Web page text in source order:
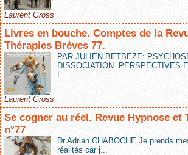
Laurent Gross
Livres en bouche. Comptes de la
Thérapies Brèves 77.
PAR JULIEN BETBEZE:
DISSOCIATION. PERSPECTIVES
L...
Laurent Gross
Se cogner au réel. Revue Hypnose et
n°77
Dr Adrian CHABOCHE Je prends
réalités car j...